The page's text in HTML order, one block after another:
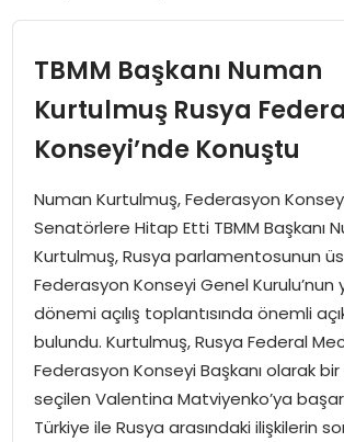
EKONOMI
SPOR
TEKNOLOJI
EĞITIM
GENEL
TBMM Başkanı Numan
Kurtulmuş Rusya
Konseyi’nde Konuştu
Numan Kurtulmuş, Federasyon
Senatörlere Hitap Etti TBMM Başkanı
Kurtulmuş, Rusya parlamentosunun
Federasyon Konseyi Genel
dönemi açılış toplantısında önemli
bulundu. Kurtulmuş, Rusya Federal
Federasyon Konseyi Başkanı olarak
seçilen Valentina Matviyenko’ya
Türkiye ile Rusya arasındaki ilişkilerin